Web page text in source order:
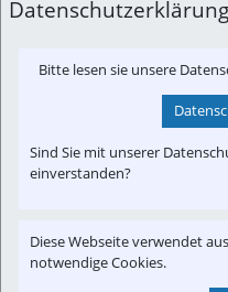
Deutsche Bahn: Schönt
Datenschutzerklärung
Bitte lesen sie unsere
Sind Sie mit unserer
einverstanden?
Diese Webseite verwendet
notwendige Cookies.